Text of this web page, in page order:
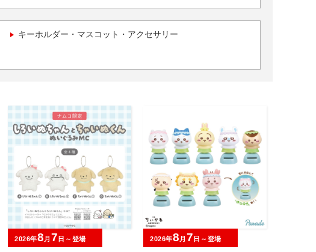
キーホルダー・マスコット・アクセサリー
2026年8 月 7 日～登場 2026年8 月 7 日～登場